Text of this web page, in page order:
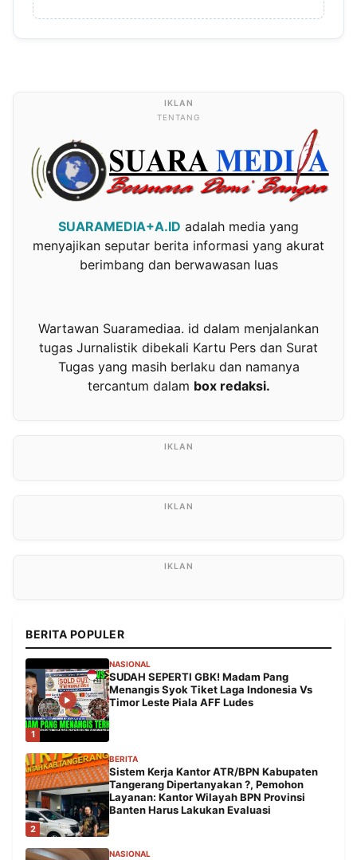
TENTANG
SUARAMEDIA+A.ID adalah media yang
menyajikan seputar berita informasi yang akurat
berimbang dan berwawasan luas
Wartawan Suaramediaa. id dalam menjalankan
tugas Jurnalistik dibekali Kartu Pers dan Surat
Tugas yang masih berlaku dan namanya
tercantum dalam box redaksi.
BERITA POPULER
1
NASIONAL
SUDAH SEPERTI GBK! Madam Pang
Menangis Syok Tiket Laga Indonesia Vs
Timor Leste Piala AFF Ludes
2
BERITA
Sistem Kerja Kantor ATR/BPN Kabupaten
Tangerang Dipertanyakan ?, Pemohon
Layanan: Kantor Wilayah BPN Provinsi
Banten Harus Lakukan Evaluasi
NASIONAL